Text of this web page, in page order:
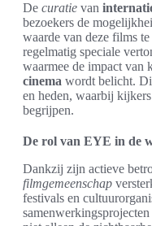
De curatie van
bezoekers de
waarde van deze films
regelmatig speciale
waarmee de impact van
cinema wordt belicht.
en heden, waarbij
begrijpen.
De rol van EYE in de
Dankzij zijn actieve
filmgemeenschap
festivals en